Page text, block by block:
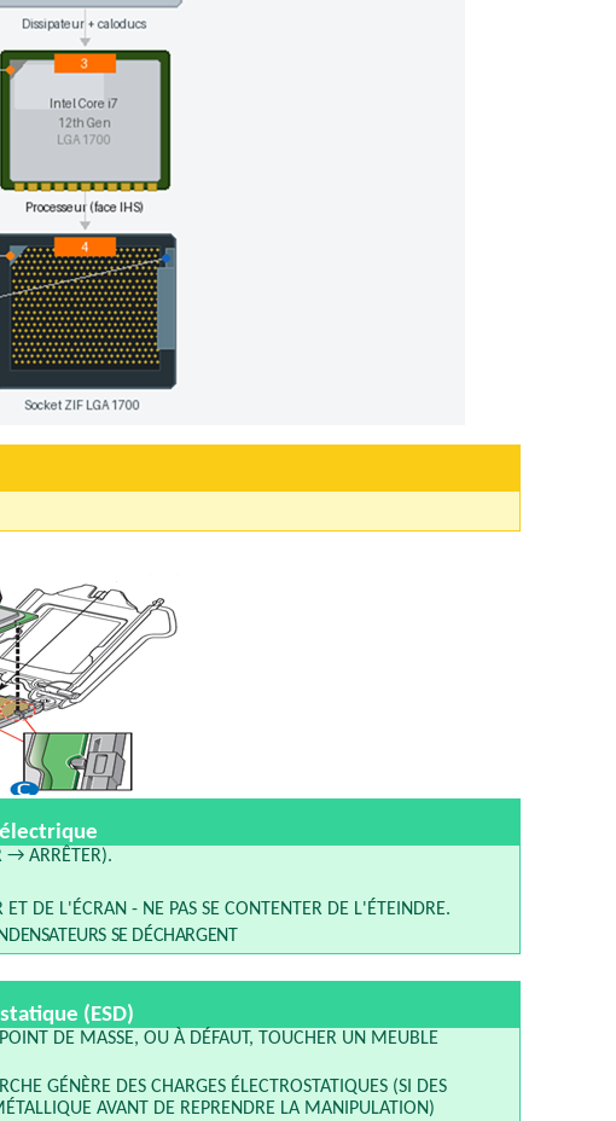
→ ARRÊTER).
DE L'ÉCRAN - NE PAS SE CONTENTER DE L'ÉTEINDRE.
SE DÉCHARGENT
(ESD)
DE MASSE, OU À DÉFAUT, TOUCHER UN MEUBLE
GÉNÈRE DES CHARGES ÉLECTROSTATIQUES (SI DES
AVANT DE REPRENDRE LA MANIPULATION)